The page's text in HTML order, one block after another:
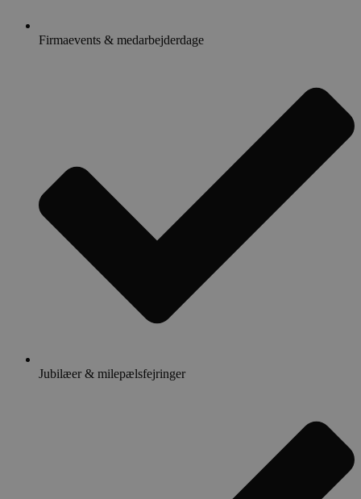
Firmaevents & medarbejderdage
Jubilæer & milepælsfejringer